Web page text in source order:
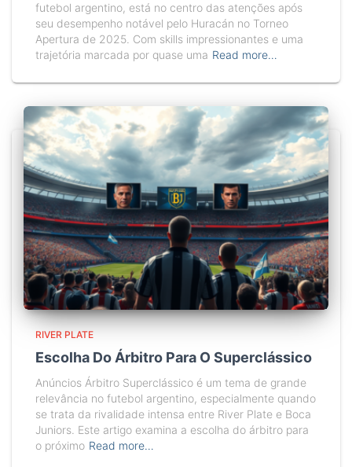
futebol argentino, está no centro das atenções após
seu desempenho notável pelo Huracán no Torneo
Apertura de 2025. Com skills impressionantes e uma
trajetória marcada por quase uma Read more…
RIVER PLATE
Escolha Do Árbitro Para O Superclássico
Anúncios Árbitro Superclássico é um tema de grande
relevância no futebol argentino, especialmente quando
se trata da rivalidade intensa entre River Plate e Boca
Juniors. Este artigo examina a escolha do árbitro para
o próximo Read more…